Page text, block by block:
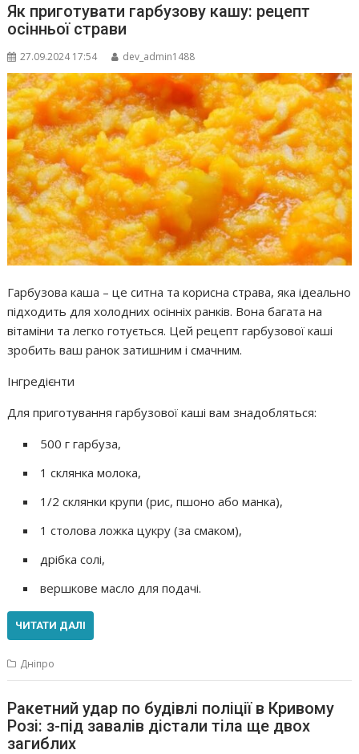
Як приготувати гарбузову кашу: рецепт
осінньої страви
27.09.2024 17:54 dev_admin1488
Гарбузова каша – це ситна та корисна страва, яка ідеально
підходить для холодних осінніх ранків. Вона багата на
вітаміни та легко готується. Цей рецепт гарбузової каші
зробить ваш ранок затишним і смачним.
Інгредієнти
Для приготування гарбузової каші вам знадобляться:
500 г гарбуза,
1 склянка молока,
1/2 склянки крупи (рис, пшоно або манка),
1 столова ложка цукру (за смаком),
дрібка солі,
вершкове масло для подачі.
ЧИТАТИ ДАЛІ
Дніпро
Ракетний удар по будівлі поліції в Кривому
Розі: з-під завалів дістали тіла ще двох
загиблих